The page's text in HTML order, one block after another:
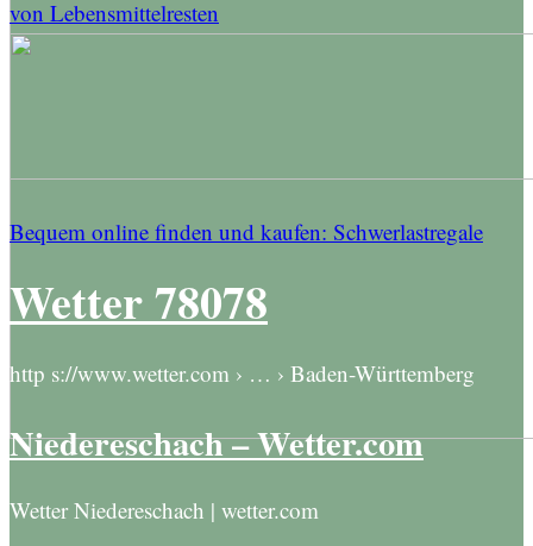
von Lebensmittelresten
Bequem online finden und kaufen: Schwerlastregale
Wetter 78078
http s://www.wetter.com › … › Baden-Württemberg
Niedereschach – Wetter.com
Wetter Niedereschach | wetter.com